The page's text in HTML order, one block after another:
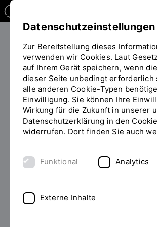
Sie
befinden
sich
auf
der
Seite
"Pitch
Snack
Orca
Forschen
Open Pitch & Snack
TEILNAHME! WEITERE
ERHALTEN SIE IN KÜRZE.
HINWEIS DATENSCHUTZ
Datenschutzeinstellungen
Zur Bereitstellung dieses
verwenden wir Cookies. Laut
auf Ihrem Gerät speichern, wenn
dieser Seite unbedingt erforderlich
alle anderen Cookie-Typen
Einwilligung. Sie können Ihre
Wirkung für die Zukunft in unserer
Datenschutzerklärung in den
widerrufen. Dort finden Sie auch
Funktional Analytics
Externe Inhalte